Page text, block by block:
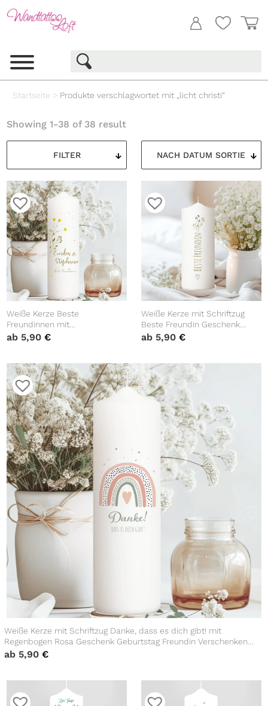
Startseite > Produkte verschlagwortet mit „licht christi“
FILTER
Showing 1-38 of 38 result
Weiße Kerze Beste
Freundinnen mit
Wunschnamen zum
Name
ab 5,90€
Weiße Kerze mit Schriftzug
Beste Freundin Geschenk
Geburtstag Einfach Danke
ab 5,90 €
Weiße Kerze mit Schriftzug Danke, dass es dich gibt! mit
Regenbogen Rosa Geschenk Geburtstag Freundin Verschenken
Mädchen
ab 5,90 €